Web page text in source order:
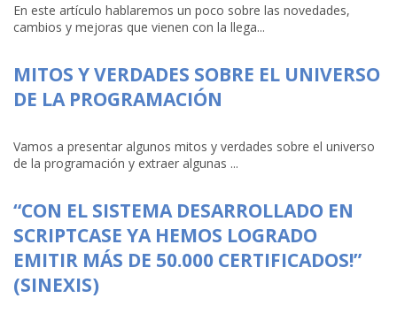
En este artículo hablaremos un poco sobre las novedades,
cambios y mejoras que vienen con la llega...
MITOS Y VERDADES SOBRE EL UNIVERSO
DE LA PROGRAMACIÓN
Vamos a presentar algunos mitos y verdades sobre el universo
de la programación y extraer algunas ...
“CON EL SISTEMA DESARROLLADO EN
SCRIPTCASE YA HEMOS LOGRADO
EMITIR MÁS DE 50.000 CERTIFICADOS!”
(SINEXIS)